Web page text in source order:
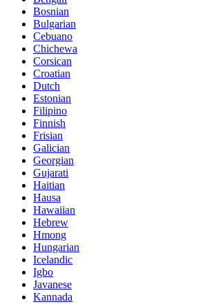
Bosnian
Bulgarian
Cebuano
Chichewa
Corsican
Croatian
Dutch
Estonian
Filipino
Finnish
Frisian
Galician
Georgian
Gujarati
Haitian
Hausa
Hawaiian
Hebrew
Hmong
Hungarian
Icelandic
Igbo
Javanese
Kannada